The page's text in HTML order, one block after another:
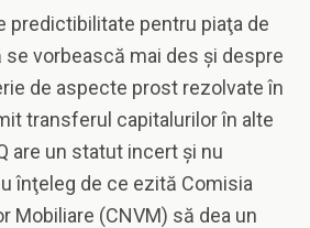
predictibilitate pentru piaţa de
se vorbească mai des şi despre
de aspecte prost rezolvate în
transferul capitalurilor în alte
are un statut incert şi nu
înţeleg de ce ezită Comisia
Mobiliare (CNVM) să dea un